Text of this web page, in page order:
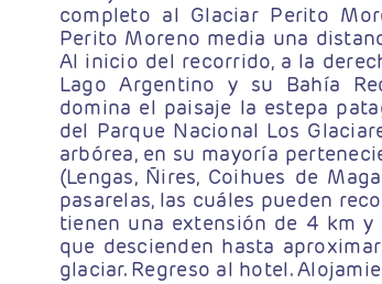
completo al Glaciar Perito
Perito Moreno media una
Al inicio del recorrido, a la
Lago Argentino y su Bahía
domina el paisaje la estepa
del Parque Nacional Los
arbórea, en su mayoría
(Lengas, Ñires, Coihues de
pasarelas, las cuáles pueden
tienen una extensión de 4 km
que descienden hasta
glaciar. Regreso al hotel.